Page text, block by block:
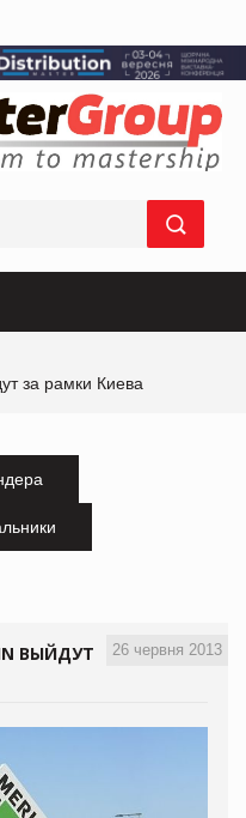
за рамки Киева
26 червня 2013
ВЫЙДУТ